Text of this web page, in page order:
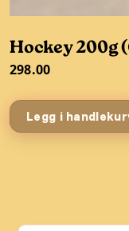
Hockey 200g
298.00
Legg i